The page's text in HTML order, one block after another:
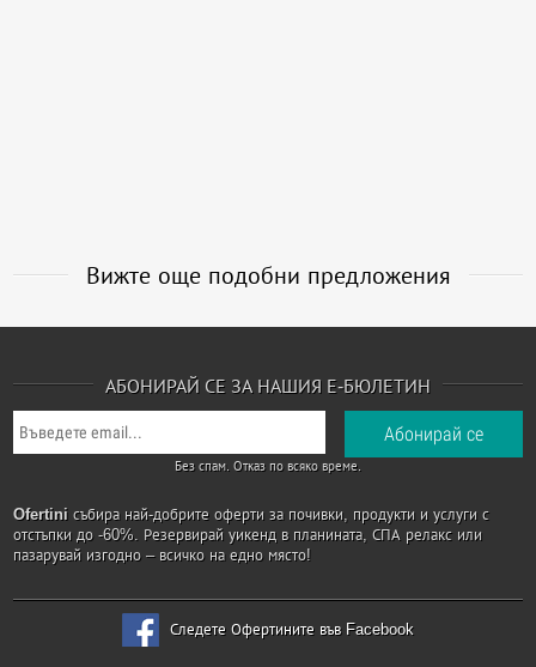
Вижте още подобни предложения
АБОНИРАЙ СЕ ЗА НАШИЯ Е-БЮЛЕТИН
Без спам. Отказ по всяко време.
Ofertini събира най-добрите оферти за почивки, продукти и услуги с
отстъпки до -60%. Резервирай уикенд в планината, СПА релакс или
пазарувай изгодно – всичко на едно място!
Следете Офертините във Facebook